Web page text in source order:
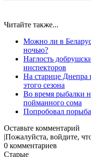
Читайте также...
Можно ли в
ночью?
Наглость
инспекторов
На старице
этого сезона
Во время рыбалки
пойманного сома
Попробовал
Оставьте комментарий
Пожалуйста, войдите,
0 комментариев
Старые